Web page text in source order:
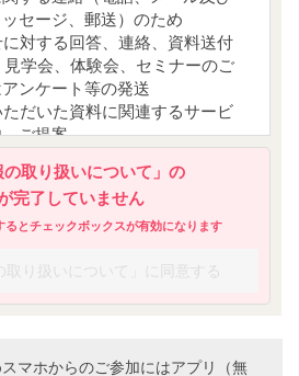
セージ、郵送）のため
対する回答、連絡、資料送付
学会、体験会、セミナーのご
ンケート等の発送
だいた資料に関連するサービ
ご提案
及び宣伝を送付するため
講者、顧客管理のため
ス改善・向上に役立てるため
の属性・行動履歴等の分析に基
の取り扱いについて」に従っ
の取り扱いについて」の
完了していません
るとチェックボックスが有効になります
取り扱いについて」に同意する
マホからのご参加にはアプリ（無